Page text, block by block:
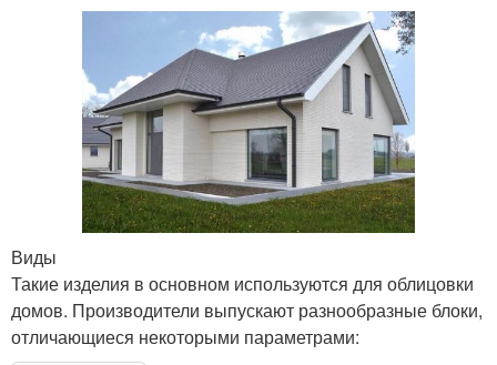
Виды
Такие изделия в основном используются для облицовки
домов. Производители выпускают разнообразные блоки,
отличающиеся некоторыми параметрами: